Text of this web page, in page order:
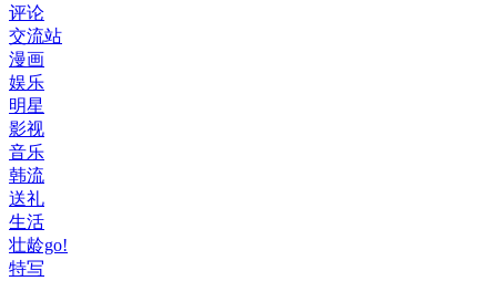
评论
交流站
漫画
娱乐
明星
影视
音乐
韩流
送礼
生活
壮龄go!
特写